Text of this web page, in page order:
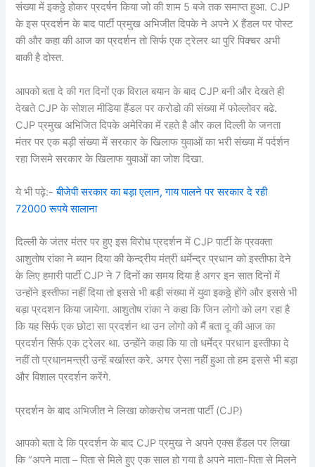
संख्या में इकठ्ठे होकर प्रदर्षन किया जो की शाम 5 बजे तक समाप्त हुआ. CJP
के इस प्रदर्शन के बाद पार्टी प्रमुख अभिजीत दिपके ने अपने X हैंडल पर पोस्ट
की और कहा की आज का प्रदर्शन तो सिर्फ एक ट्रेलर था पुरि पिक्चर अभी
बाकी है दोस्त.
आपको बता दे की गत दिनों एक विराल बयान के बाद CJP बनी और देखते ही
देखते CJP के सोशल मीडिया हैंडल पर करोडो की संख्या में फोल्लोवर बढे.
CJP प्रमुख अभिजित दिपके अमेरिका में रहते है और कल दिल्ली के जनता
मंतर पर एक बड़ी संख्या में सरकार के खिलाफ युवाओं का भरी संख्या में पर्दर्शन
रहा जिसमे सरकार के खिलाफ युवाओं का जोश दिखा.
ये भी पढ़े:-बीजेपी सरकार का बड़ा एलान, गाय पालने पर सरकार दे रही
72000 रूपये सालाना
दिल्ली के जंतर मंतर पर हुए इस विरोध प्रदर्शन में CJP पार्टी के प्रवक्ता
आशुतोष रांका ने ब्यान दिया की केन्द्रीय मंत्री धर्मेन्द्र प्रधान को इस्तीफा देने
के लिए हमारी पार्टी CJP ने 7 दिनों का समय दिया है अगर इन सात दिनों में
उन्होंने इस्तीफा नहीं दिया तो इससे भी बड़ी संख्या में युवा इकठ्ठे होंगे और इससे भी
बड़ा प्रदशन किया जायेगा. आशुतोष रांका ने कहा कि जिन लोगो को लग रहा है
कि यह सिर्फ एक छोटा सा प्रदर्शन था उन लोगो को मैं बता दू की आज का
प्रदर्शन सिर्फ एक ट्रेलर था. उन्होंने कहा कि या तो धर्मेद्र परधान इस्तीफा दे
नहीं तो प्रधानमन्त्री उन्हें बर्खास्त करे. अगर ऐसा नहीं हुआ तो हम इससे भी बड़ा
और विशाल प्रदर्शन करेंगे.
प्रदर्शन के बाद अभिजीत ने लिखा कोकरोच जनता पार्टी (CJP)
आपको बता दे कि प्रदर्शन के बाद CJP प्रमुख ने अपने एक्स हैंडल पर लिखा
कि “अपने माता – पिता से मिले हुए एक साल हो गया है अपने माता-पिता से मिलने